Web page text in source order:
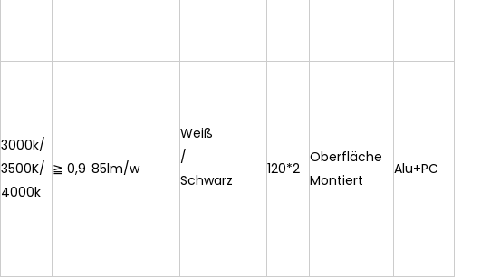
3000k/
3500K/
4000k
≧ 0,9 85lm/w
Weiß
/
Schwarz
120*2
Oberfläche
Montiert
Alu+PC